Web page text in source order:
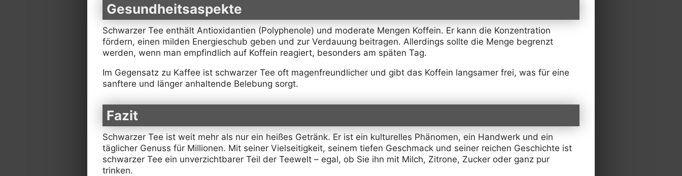
Gesundheitsaspekte
Schwarzer Tee enthält Antioxidantien (Polyphenole) und moderate Mengen Koffein. Er kann die Konzentration
fördern, einen milden Energieschub geben und zur Verdauung beitragen. Allerdings sollte die Menge begrenzt
werden, wenn man empfindlich auf Koffein reagiert, besonders am späten Tag.
Im Gegensatz zu Kaffee ist schwarzer Tee oft magenfreundlicher und gibt das Koffein langsamer frei, was für eine
sanftere und länger anhaltende Belebung sorgt.
Fazit
Schwarzer Tee ist weit mehr als nur ein heißes Getränk. Er ist ein kulturelles Phänomen, ein Handwerk und ein
täglicher Genuss für Millionen. Mit seiner Vielseitigkeit, seinem tiefen Geschmack und seiner reichen Geschichte ist
schwarzer Tee ein unverzichtbarer Teil der Teewelt – egal, ob Sie ihn mit Milch, Zitrone, Zucker oder ganz pur
trinken.